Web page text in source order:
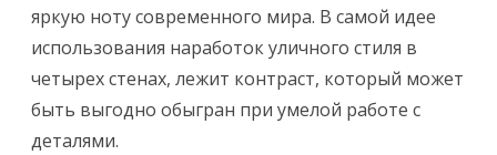
с
и
яркую ноту современного мира. В самой идее
использования наработок уличного стиля в
четырех стенах, лежит контраст, который может
быть выгодно обыгран при умелой работе с
деталями.